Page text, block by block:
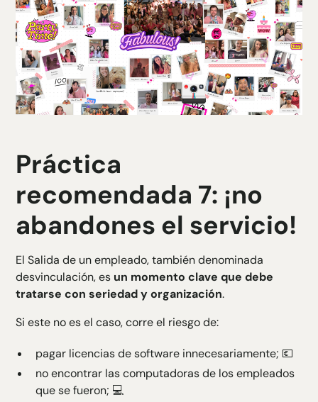
Práctica
recomendada 7: ¡no
abandones el servicio!
ElSalida de un empleado, también denominada
desvinculación, es un momento clave que debe
tratarse con seriedad y organización.
Si este no es el caso, corre el riesgo de:
pagar licencias de software innecesariamente; 💶
no encontrar las computadoras de los empleados
que se fueron; 💻